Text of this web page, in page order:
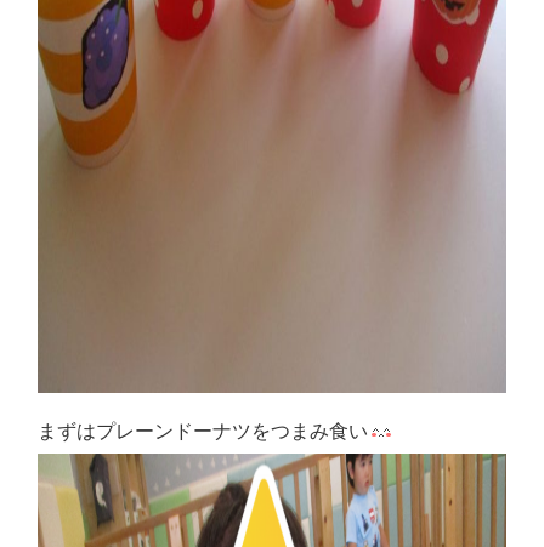
まずはプレーンドーナツをつまみ食い